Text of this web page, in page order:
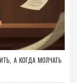
А КОГДА МОЛЧАТЬ